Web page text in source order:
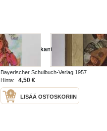
De junge Musikant
Bayerischer Schulbuch-Verlag 1957
Hinta:
4,50 €
LISÄÄ OSTOSKORIIN